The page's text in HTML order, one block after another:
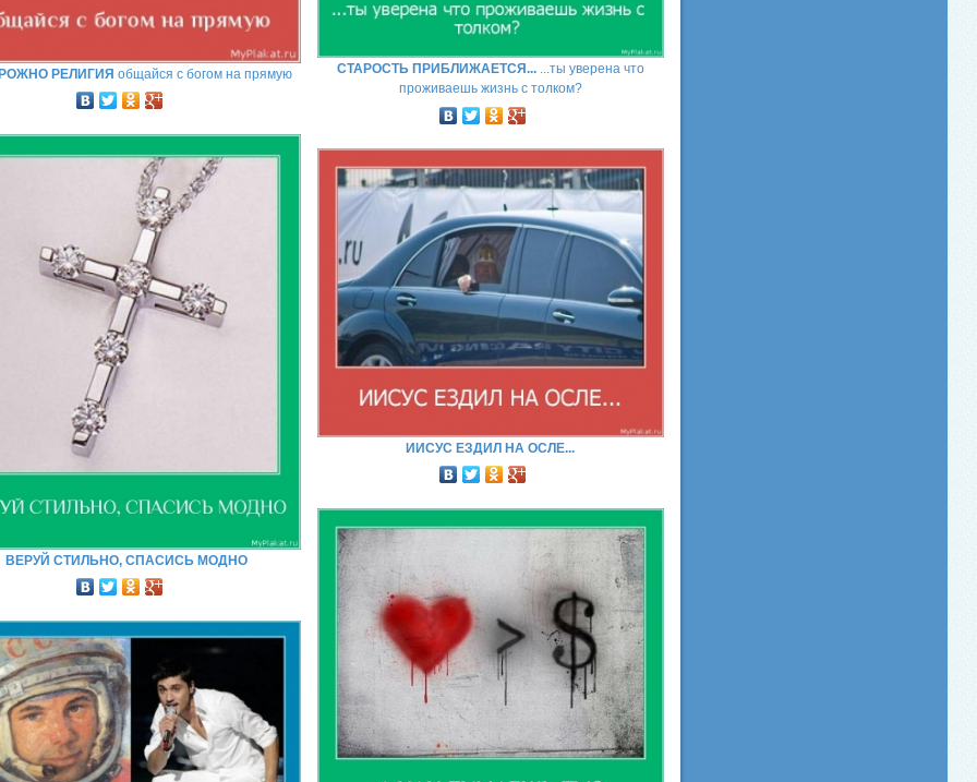
РЕЛИГИЯ общайся с богом на прямую
ВЕРУЙ СТИЛЬНО, СПАСИСЬ МОДНО
СТАРОСТЬ ПРИБЛИЖАЕТСЯ......ты уверена что
проживаешь жизнь с толком?
ИИСУС ЕЗДИЛ НА ОСЛЕ...